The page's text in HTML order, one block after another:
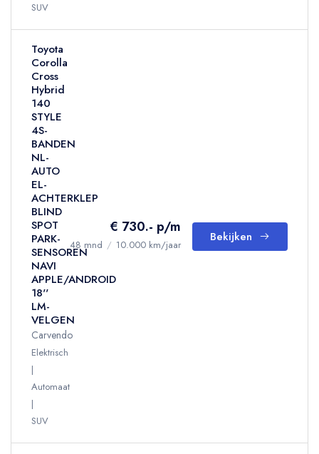
SUV
Toyota
Corolla
Cross
Hybrid
140
STYLE
4S-
BANDEN
NL-
AUTO
EL-
ACHTERKLEP
BLIND
SPOT
PARK-
SENSOREN
NAVI
APPLE/ANDROID
18''
LM-
VELGEN
Carvendo
Elektrisch
Automaat
SUV
€ 730.- p/m
48 mnd / 10.000 km/jaar
Bekijken